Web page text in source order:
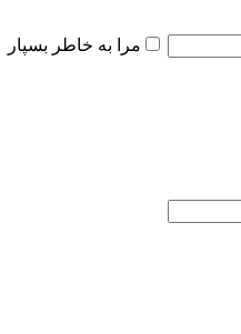
مرا به خاطر بسپار